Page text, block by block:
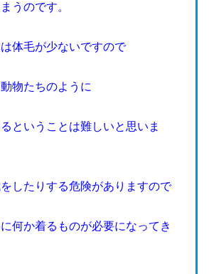
うのです。
体毛が少ないですので
物たちのように
ということは難しいと思いま
したりする危険がありますので
何か着るものが必要になってき